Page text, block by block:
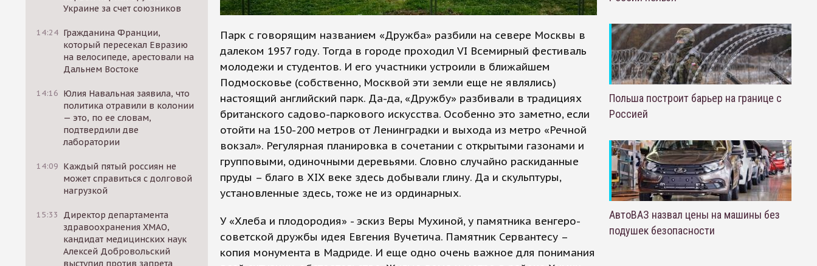
Украине за счет союзников
14:24 Гражданина Франции,
который пересекал Евразию
на велосипеде, арестовали на
Дальнем Востоке
14:16 Юлия Навальная заявила, что
политика отравили в колонии
— это, по ее словам,
подтвердили две
лаборатории
14:09 Каждый пятый россиян не
может справиться с долговой
нагрузкой
15:33
Директор департамента
здравоохранения ХМАО,
кандидат медицинских наук
Алексей Добровольский
выступил против запрета
Парк с говорящим названием «Дружба» разбили на севере Москвы в
далеком 1957 году. Тогда в городе проходил VI Всемирный фестиваль
молодежи и студентов. И его участники устроили в ближайшем
Подмосковье (собственно, Москвой эти земли еще не являлись)
настоящий английский парк. Да-да, «Дружбу» разбивали в традициях
британского садово-паркового искусства. Особенно это заметно, если
отойти на 150-200 метров от Ленинградки и выхода из метро «Речной
вокзал». Регулярная планировка в сочетании с открытыми газонами и
групповыми, одиночными деревьями. Словно случайно раскиданные
пруды – благо в XIX веке здесь добывали глину. Да и скульптуры,
установленные здесь, тоже не из ординарных.
У «Хлеба и плодородия» - эскиз Веры Мухиной, у памятника венгеро-
советской дружбы идея Евгения Вучетича. Памятник Сервантесу –
копия монумента в Мадриде. И еще одно очень важное для понимания
Польша построит барьер на границе с
Россией
АвтоВАЗ назвал цены на машины без
подушек безопасности